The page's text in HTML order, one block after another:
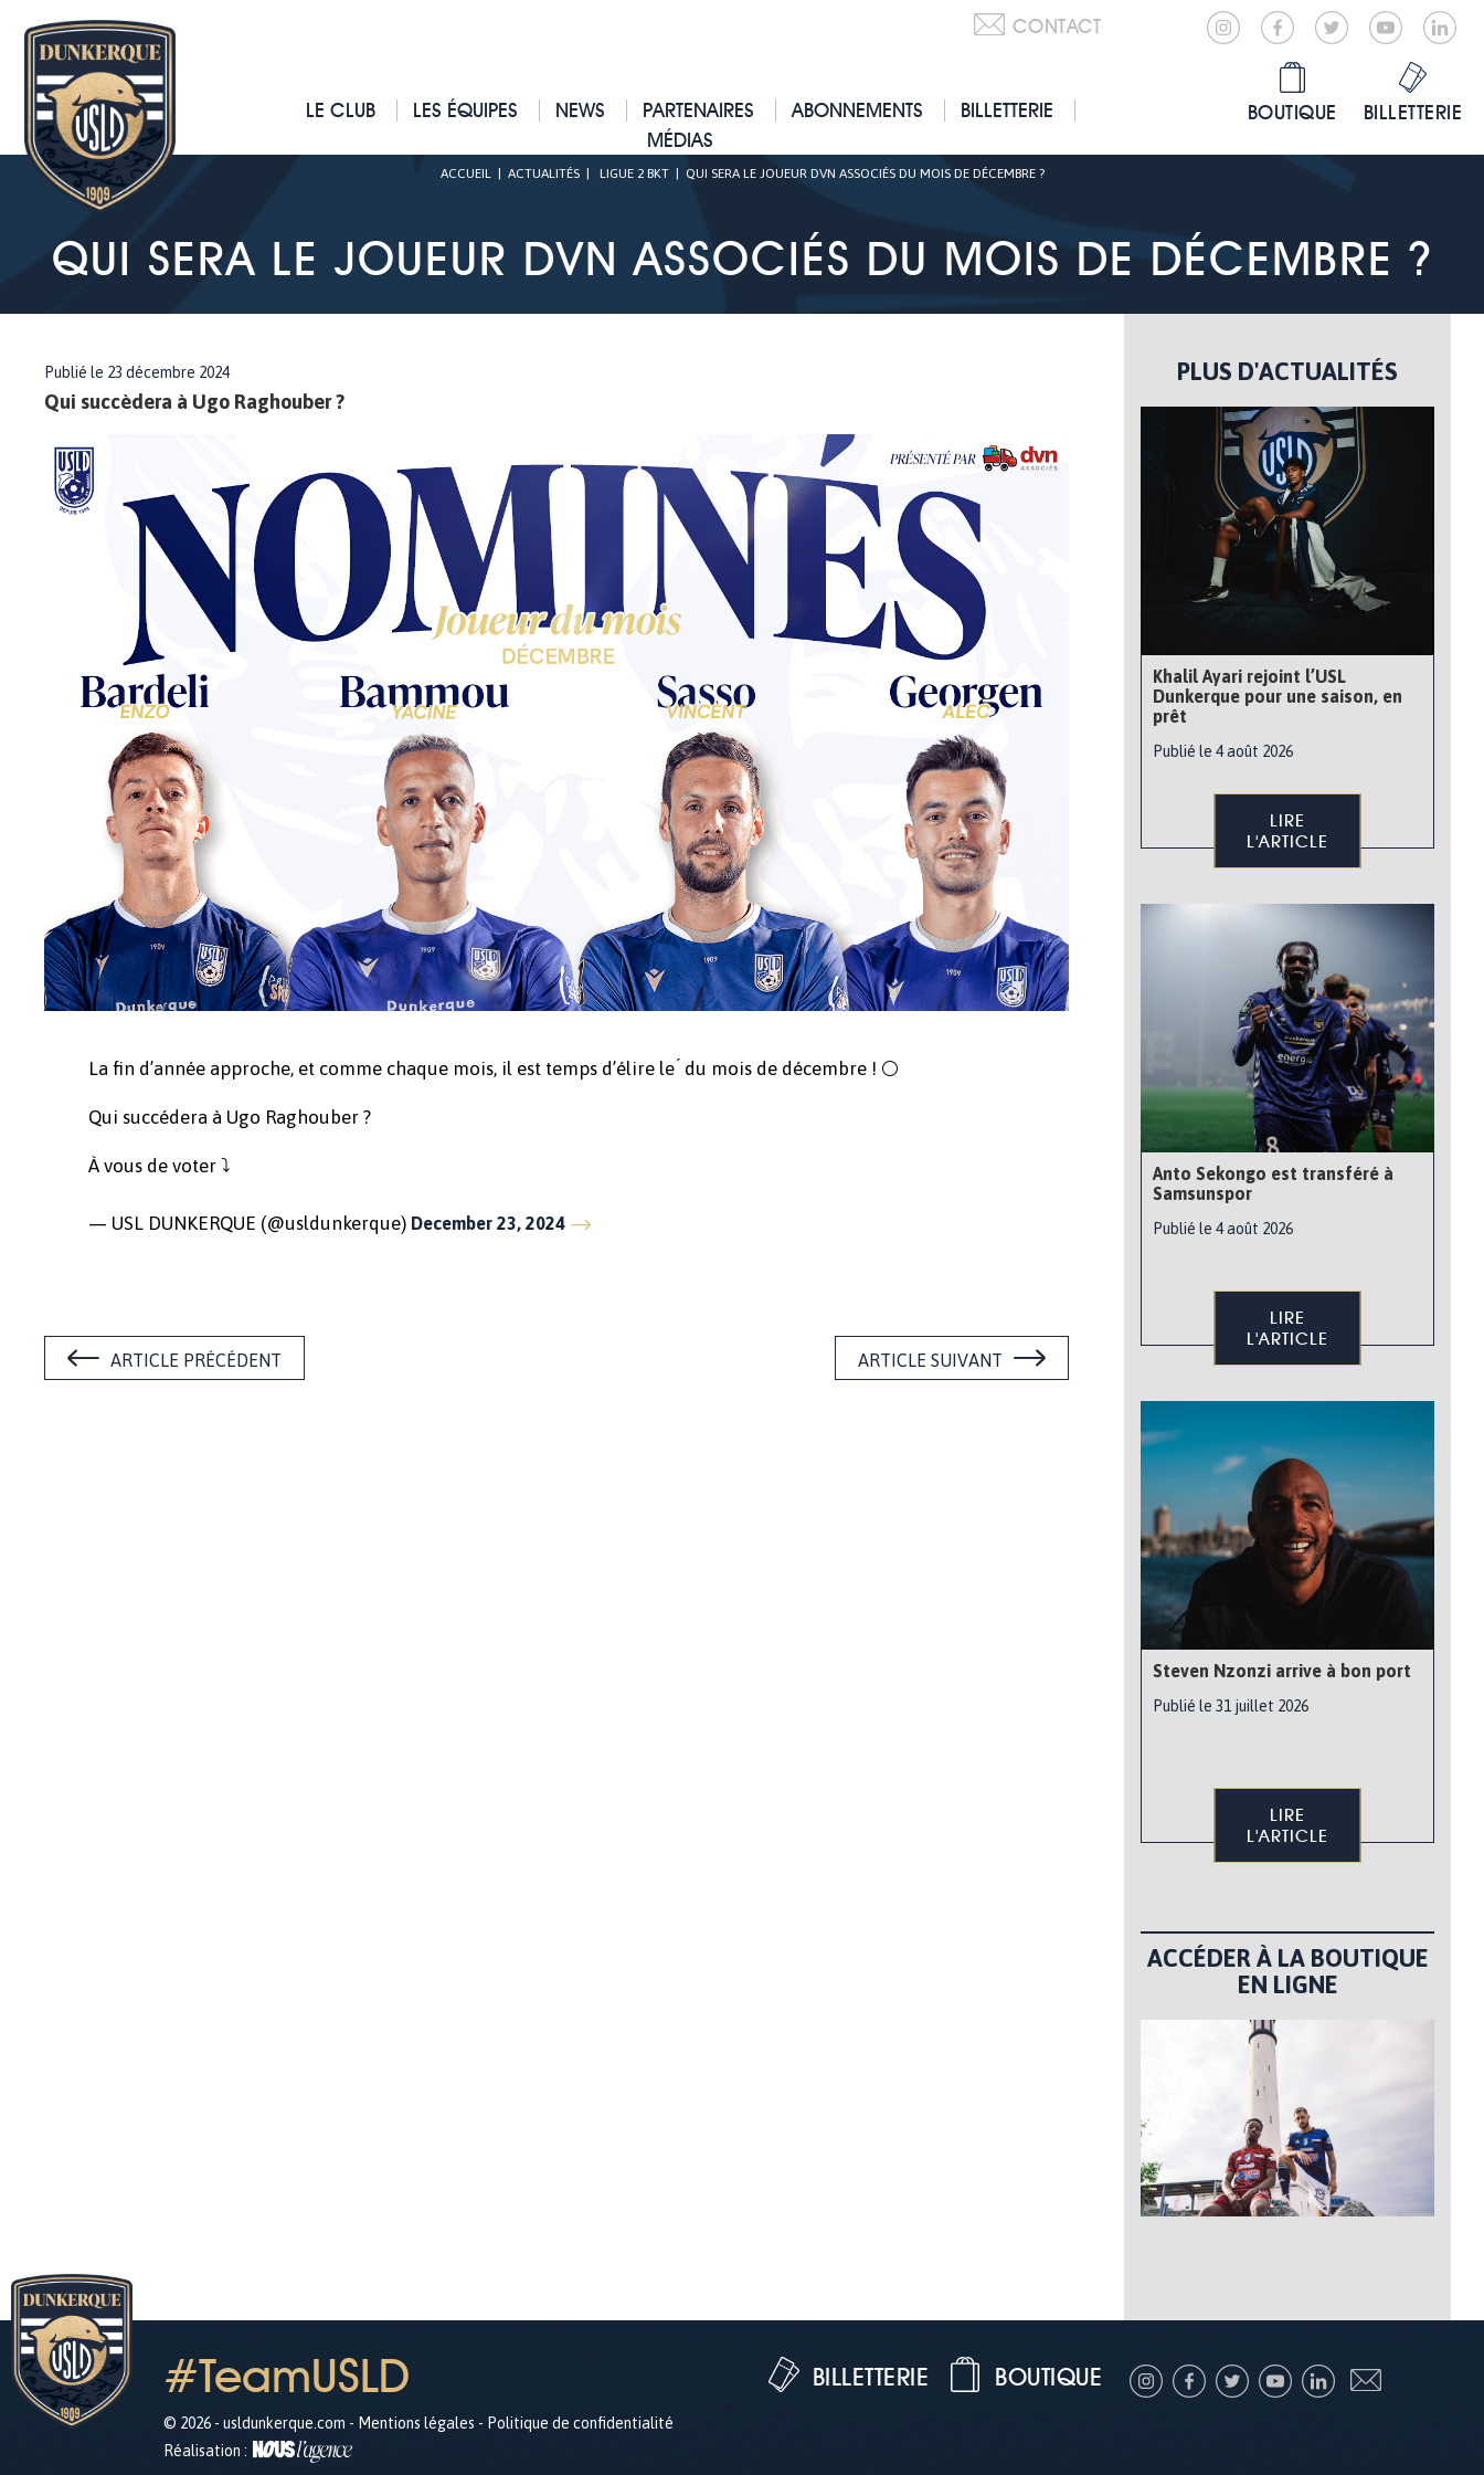
CONTACT
LE CLUB LES ÉQUIPES NEWS PARTENAIRES ABONNEMENTS
BILLETTERIE
MÉDIAS
BOUTIQUE BILLETTERIE
ACCUEIL| ACTUALITÉS| LIGUE 2 BKT| QUI SERA LE JOUEUR DVN ASSOCIÉS DU MOIS DE DÉCEMBRE ?
QUI SERA LE JOUEUR DVN ASSOCIÉS DU MOIS DE DÉCEMBRE ?
Publié le 23 décembre 2024
Qui succèdera à Ugo Raghouber ?
La fin d’année approche, et comme chaque mois, il est temps d’élire le ́ du mois de décembre ! ⚪️
Qui succédera à Ugo Raghouber ?
À vous de voter ️⤵️
— USL DUNKERQUE (@usldunkerque) December 23, 2024
ARTICLE PRÉCÉDENT ARTICLE SUIVANT
PLUS D'ACTUALITÉS
Khalil Ayari rejoint l’USL
Dunkerque pour une saison, en
prêt
Publié le 4 août 2026
LIRE
L'ARTICLE
Anto Sekongo est transféré à
Samsunspor
Publié le 4 août 2026
LIRE
L'ARTICLE
Steven Nzonzi arrive à bon port
Publié le 31 juillet 2026
LIRE
L'ARTICLE
ACCÉDER À LA BOUTIQUE
EN LIGNE
#TeamUSLD
© 2026 - usldunkerque.com - Mentions légales - Politique de confidentialité
Réalisation :
BOUTIQUE
BILLETTERIE